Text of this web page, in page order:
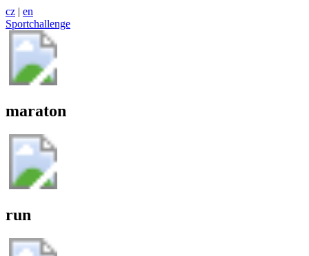
cz | en
Sportchallenge
maraton
run